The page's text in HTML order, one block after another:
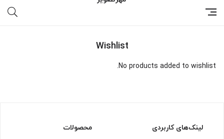
Wishlist
No products added to wishlist.
لینک‌های کاربردی محصولات